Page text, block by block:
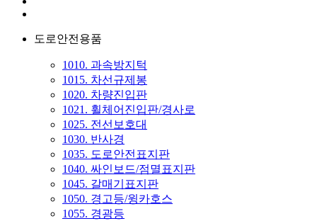
도로안전용품
1010. 과속방지턱
1015. 차선규제봉
1020. 차량진입판
1021. 휠체어진입판/경사로
1025. 전선보호대
1030. 반사경
1035. 도로안전표지판
1040. 싸인보드/점멸표지판
1045. 갈매기표지판
1050. 경고등/윙카호스
1055. 경광등